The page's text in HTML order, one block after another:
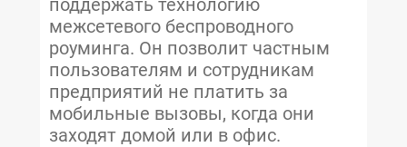
поддержать технологию
межсетевого беспроводного
роуминга. Он позволит частным
пользователям и сотрудникам
предприятий не платить за
мобильные вызовы, когда они
заходят домой или в офис.